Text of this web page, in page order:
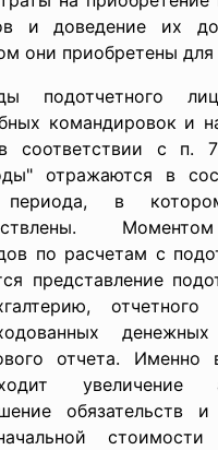
и доведение их
они приобретены для
подотчетного
командировок и
с п. 7
отражаются в
периода, в
по расчетам с
представление
отчета.
увеличение
обязательств